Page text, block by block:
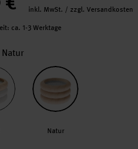
inkl. MwSt. / zzgl. Versandkosten
ca. 1-3 Werktage
Natur
Natur